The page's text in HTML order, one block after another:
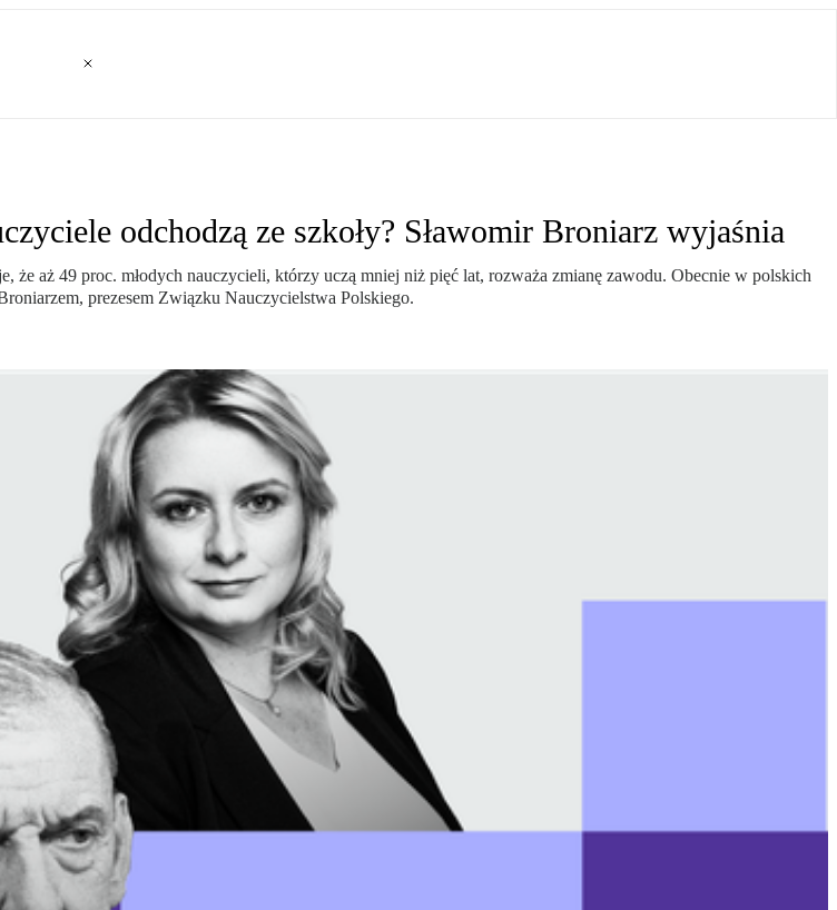
odchodzą ze szkoły? Sławomir Broniarz wyjaśnia
aż 49 proc. młodych nauczycieli, którzy uczą mniej niż pięć lat, rozważa zmianę zawodu. Obecnie w polskich
prezesem Związku Nauczycielstwa Polskiego.